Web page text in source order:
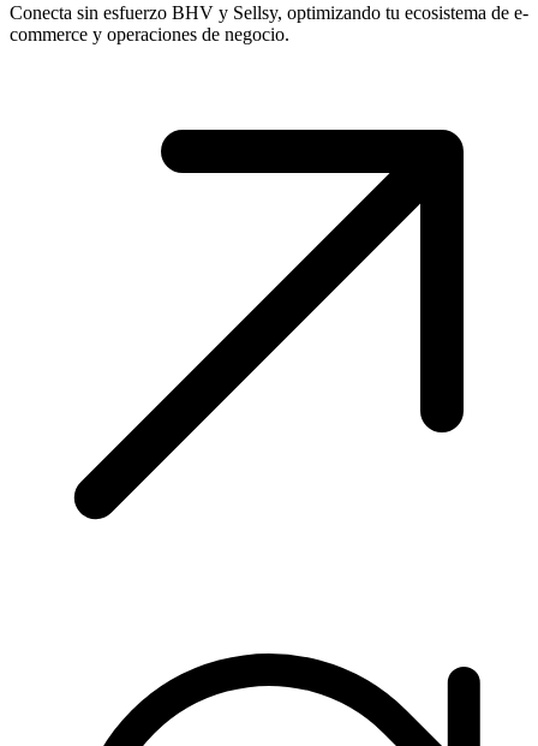
Conecta sin esfuerzo BHV y Sellsy, optimizando tu ecosistema de e-
commerce y operaciones de negocio.